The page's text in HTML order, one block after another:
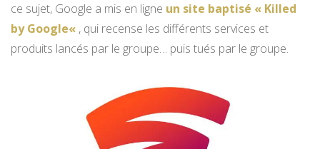
ce sujet, Google a mis en ligne un site baptisé « Killed
by Google« , qui recense les différents services et
produits lancés par le groupe… puis tués par le groupe.